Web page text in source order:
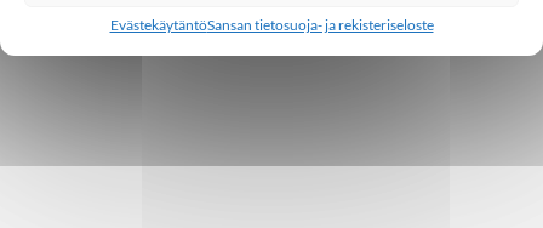
EvästekäytäntöSansan tietosuoja- ja rekisteriseloste